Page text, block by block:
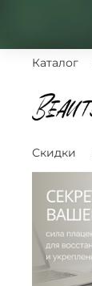
Каталог
Скидки